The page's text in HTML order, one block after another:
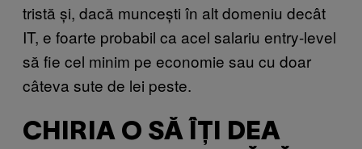
tristă și, dacă muncești în alt domeniu decât
IT, e foarte probabil ca acel salariu entry-level
să fie cel minim pe economie sau cu doar
câteva sute de lei peste.
CHIRIA O SĂ ÎŢI DEA